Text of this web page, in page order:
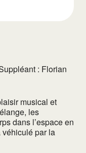
: Florian
musical et
les
dans l’espace en
véhiculé par la